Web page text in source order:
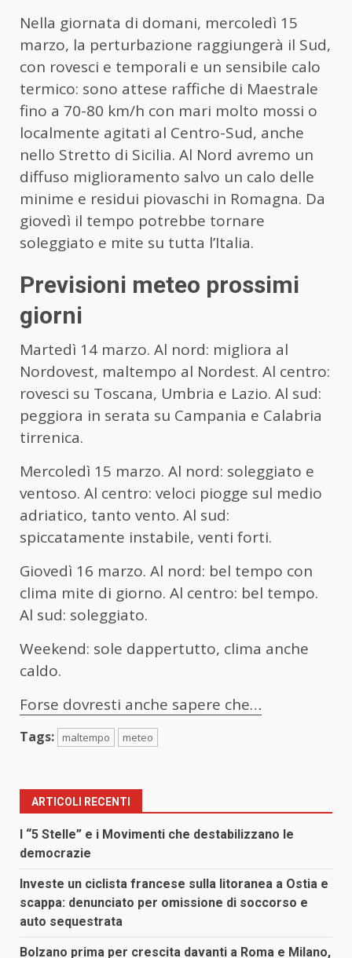
Nella giornata di domani, mercoledì 15
marzo, la perturbazione raggiungerà il Sud,
con rovesci e temporali e un sensibile calo
termico: sono attese raffiche di Maestrale
fino a 70-80 km/h con mari molto mossi o
localmente agitati al Centro-Sud, anche
nello Stretto di Sicilia. Al Nord avremo un
diffuso miglioramento salvo un calo delle
minime e residui piovaschi in Romagna. Da
giovedì il tempo potrebbe tornare
soleggiato e mite su tutta l’Italia.
Previsioni meteo prossimi
giorni
Martedì 14 marzo. Al nord: migliora al
Nordovest, maltempo al Nordest. Al centro:
rovesci su Toscana, Umbria e Lazio. Al sud:
peggiora in serata su Campania e Calabria
tirrenica.
Mercoledì 15 marzo. Al nord: soleggiato e
ventoso. Al centro: veloci piogge sul medio
adriatico, tanto vento. Al sud:
spiccatamente instabile, venti forti.
Giovedì 16 marzo. Al nord: bel tempo con
clima mite di giorno. Al centro: bel tempo.
Al sud: soleggiato.
Weekend: sole dappertutto, clima anche
caldo.
Forse dovresti anche sapere che…
Tags: maltempo meteo
ARTICOLI RECENTI
I “5 Stelle” e i Movimenti che destabilizzano le
democrazie
Investe un ciclista francese sulla litoranea a Ostia e
scappa: denunciato per omissione di soccorso e
auto sequestrata
Bolzano prima per crescita davanti a Roma e Milano,